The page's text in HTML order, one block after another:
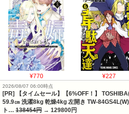
¥770 ¥227
2026/08/07 06:00時点
[PR] 【タイムセール】【6%OFF！】
59.9㎝ 洗濯8kg 乾燥4kg 左開き TW-
ト… 138454円 → 129800円